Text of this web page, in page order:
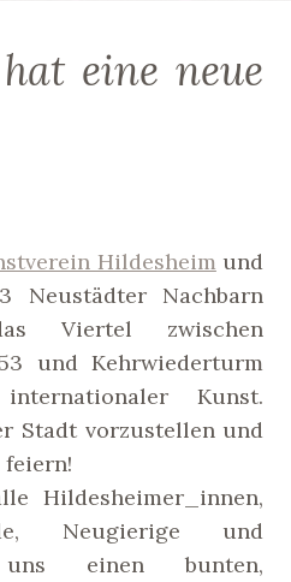
eine neue
Hildesheim und
Neustädter Nachbarn
Viertel zwischen
und Kehrwiederturm
Kunst.
Stadt vorzustellen und
feiern!
Hildesheimer_innen,
Neugierige und
einen bunten,